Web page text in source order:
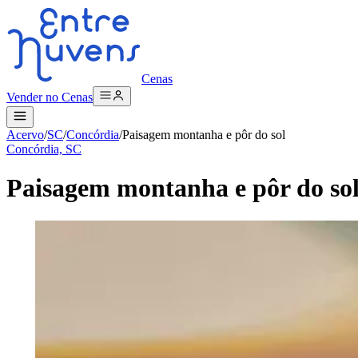
Cenas
Vender no Cenas
Acervo/SC/Concórdia/Paisagem montanha e pôr do sol
Concórdia, SC
Paisagem montanha e pôr do